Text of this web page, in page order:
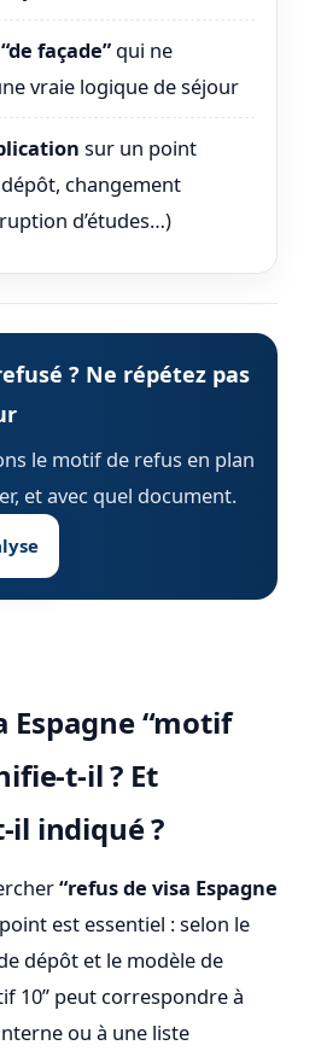
façade” qui ne
vraie logique de séjour
sur un point
changement
d’études…)
? Ne répétez pas
le motif de refus en plan
et avec quel document.
Espagne “motif
t-il ? Et
il indiqué ?
“refus de visa Espagne
est essentiel : selon le
dépôt et le modèle de
10” peut correspondre à
ou à une liste